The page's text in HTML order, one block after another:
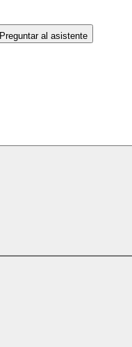
Preguntar al asistente